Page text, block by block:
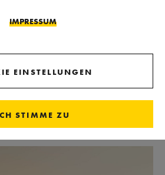
unserer Gemälde, Objekte
IMPRESSUM
EINSTELLUNGEN
STIMME ZU